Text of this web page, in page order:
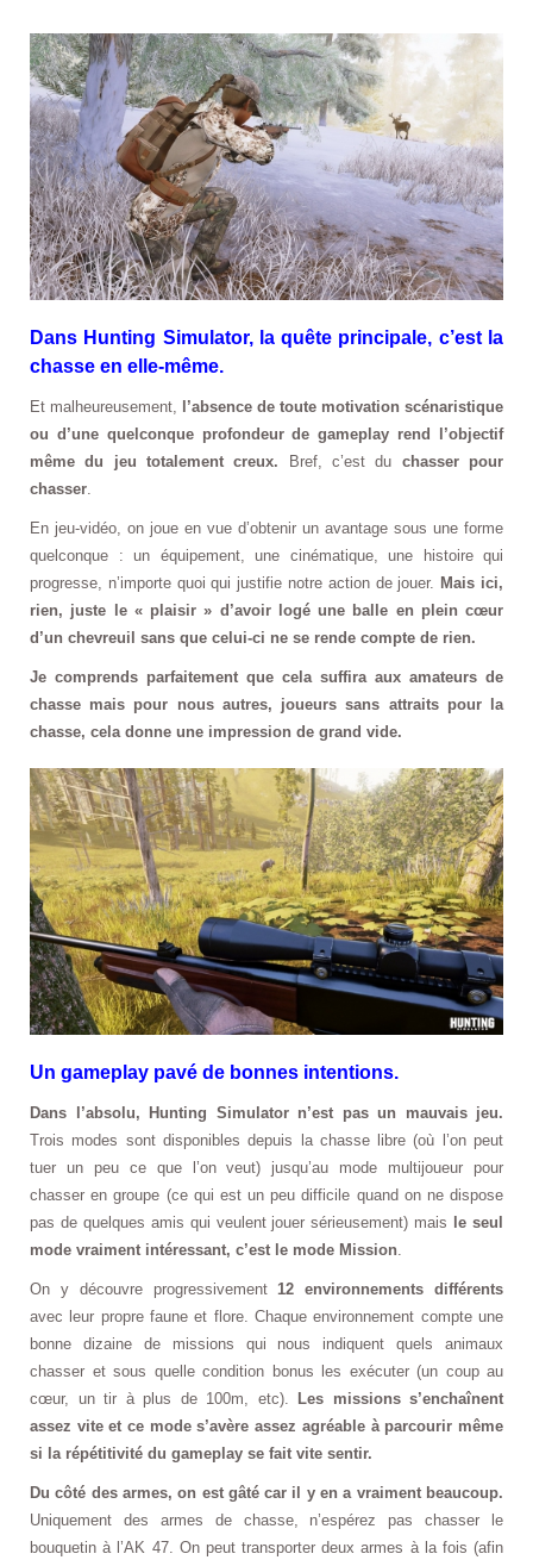
Dans Hunting Simulator, la quête principale, c’est la
chasse en elle-même.
Et malheureusement, l’absence de toute motivation scénaristique
ou d’une quelconque profondeur de gameplay rend l’objectif
même du jeu totalement creux. Bref, c’est du chasser pour
chasser
En jeu-vidéo, on joue en vue d’obtenir un avantage sous une forme
quelconque : un équipement, une cinématique, une histoire qui
progresse, n’importe quoi qui justifie notre action de jouer. Mais ici,
rien, juste le « plaisir » d’avoir logé une balle en plein cœur
d’un chevreuil sans que celui-ci ne se rende compte de rien.
Je comprends parfaitement que cela suffira aux amateurs de
chasse mais pour nous autres, joueurs sans attraits pour la
chasse, cela donne une impression de grand vide.
Un gameplay pavé de bonnes intentions.
Dans l’absolu, Hunting Simulator n’est pas un mauvais jeu.
Trois modes sont disponibles depuis la chasse libre (où l’on peut
tuer un peu ce que l’on veut) jusqu’au mode multijoueur pour
chasser en groupe (ce qui est un peu difficile quand on ne dispose
pas de quelques amis qui veulent jouer sérieusement) mais
le seul
mode vraiment intéressant, c’est le mode Mission
On y découvre progressivement 12 environnements différents
avec leur propre faune et flore. Chaque environnement compte une
bonne dizaine de missions qui nous indiquent quels animaux
chasser et sous quelle condition bonus les exécuter (un coup au
cœur, un tir à plus de 100m, etc).
Les missions s’enchaînent
assez vite et ce mode s’avère assez agréable à parcourir même
si la répétitivité du gameplay se fait vite sentir.
Du côté des armes, on est gâté car il y en a vraiment beaucoup.
Uniquement des armes de chasse, n’espérez pas chasser le
bouquetin à l’AK 47. On peut transporter deux armes à la fois (afin